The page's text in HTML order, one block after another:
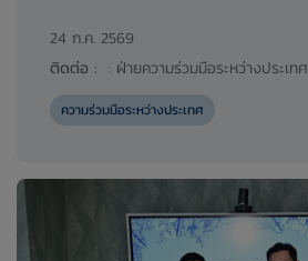
24 ก.ค. 2569
ติดต่อ : : ฝ่ายความร่วมมือระหว่างประเทศ
ความร่วมมือระหว่างประเทศ